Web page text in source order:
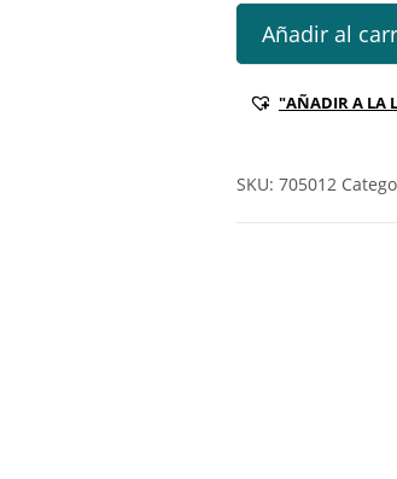
RL.PAPEL
Añadir al
"AÑADIR A LA
SKU: 705012